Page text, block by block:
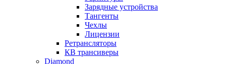
Зарядные устройства
Тангенты
Чехлы
Лицензии
Ретрансляторы
КВ трансиверы
Diamond